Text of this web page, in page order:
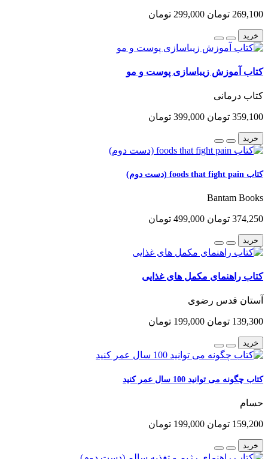
269,100 تومان 299,000 تومان
خرید
کتاب آموزش زیباسازی پوست و مو
کتاب درمانی
359,100 تومان 399,000 تومان
خرید
کتاب foods that fight pain (دست دوم)
Bantam Books
374,250 تومان 499,000 تومان
خرید
کتاب راهنمای مکمل های غذایی
آستان قدس رضوی
139,300 تومان 199,000 تومان
خرید
کتاب چگونه می توانید 100 سال عمر کنید
حسام
159,200 تومان 199,000 تومان
خرید